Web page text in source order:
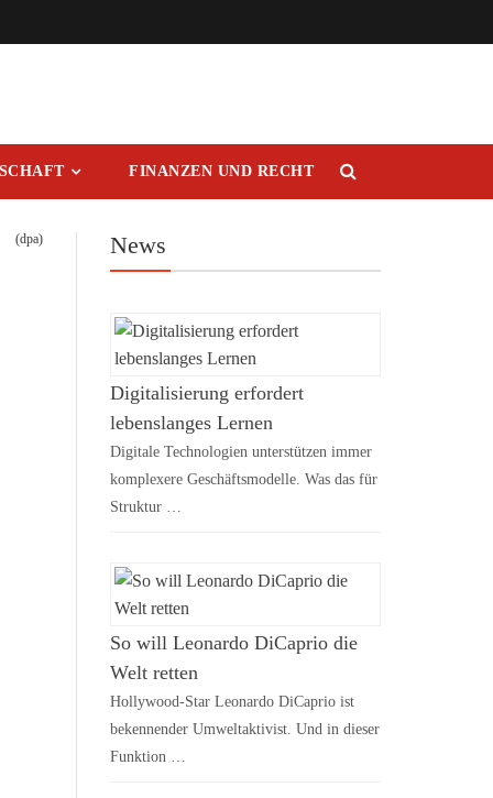
FINANZEN UND RECHT
(dpa) News
Digitalisierung erfordert
lebenslanges Lernen
Digitale Technologien unterstützen immer
komplexere Geschäftsmodelle. Was das für
Struktur …
So will Leonardo DiCaprio die
Welt retten
Hollywood-Star Leonardo DiCaprio ist
bekennender Umweltaktivist. Und in dieser
Funktion …